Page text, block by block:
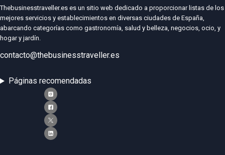
Thebusinesstraveller.es es un sitio web dedicado a proporcionar listas de los
mejores servicios y establecimientos en diversas ciudades de España,
abarcando categorías como gastronomía, salud y belleza, negocios, ocio, y
hogar y jardín.
contacto@thebusinesstraveller.es
Páginas recomendadas